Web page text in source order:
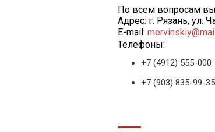
По всем вопросам
Адрес: г. Рязань, ул.
E-mail:
Телефоны:
+7 (4912) 555-000
+7 (903) 835-99-35